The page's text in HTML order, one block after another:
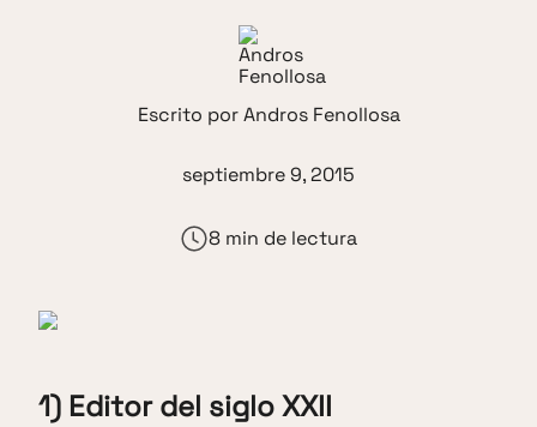
1) Editor del siglo XXII
Escrito porAndros Fenollosa
septiembre 9, 2015
8 min de lectura